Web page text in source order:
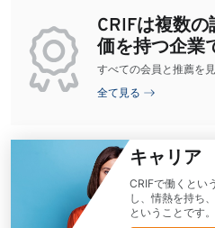
CRIFは複数
価を持つ企業
すべての会員と推薦を
全て見る
キャリア
CRIFで働くとい
し、情熱を持ち
ということです